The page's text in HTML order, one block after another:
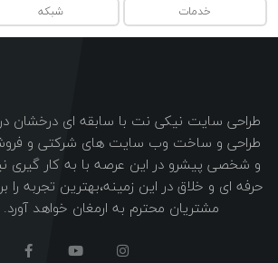
خدمات شبکه
طراحی سایت نیکی نت با سابقه ای درخشان
طراحی و ساخت وب سایت های شرکتی و
و شخصی پیشرو در این عرصه با به کار گیری
حرفه ای و خلاق در این زمینه،بهترین تجربه را
مشتریان محترم به ارمغان خواهد آورد.